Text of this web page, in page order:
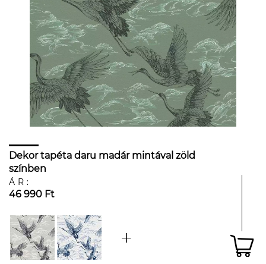
Dekor tapéta daru madár mintával zöld
színben
ÁR:
46 990 Ft